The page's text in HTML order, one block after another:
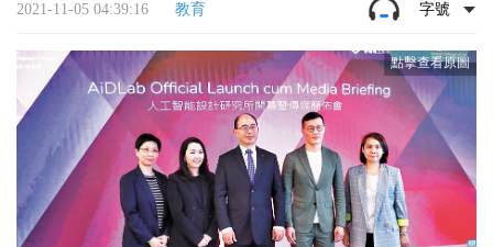
2021-11-05 04:39:16 教育 字號